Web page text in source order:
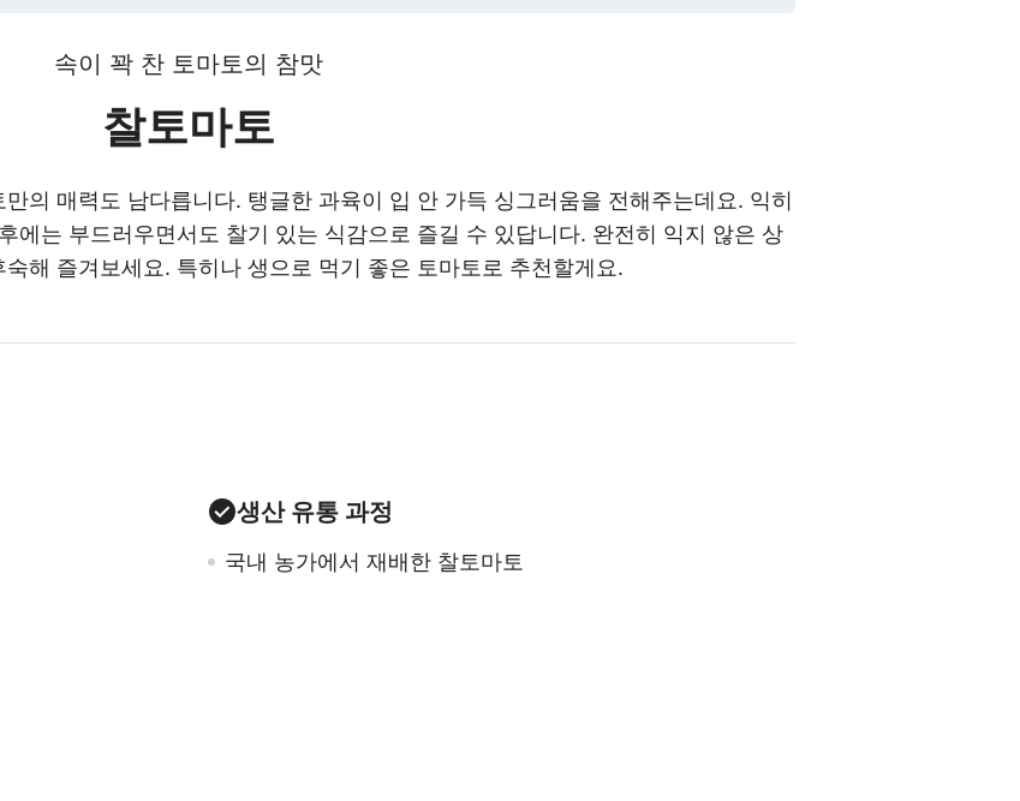
속이 꽉 찬 토마토의 참맛
찰토마토
의 매력도 남다릅니다. 탱글한 과육이 입 안 가득 싱그러움을 전해주는데요. 익히
에는 부드러우면서도 찰기 있는 식감으로 즐길 수 있답니다. 완전히 익지 않은 상
해 즐겨보세요. 특히나 생으로 먹기 좋은 토마토로 추천할게요.
생산 유통 과정
국내 농가에서 재배한 찰토마토